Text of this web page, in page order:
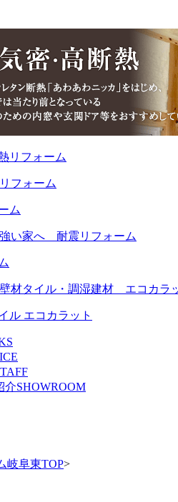
リフォーム
ム
ル エコカラット
介SHOWROOM
岐阜東TOP>